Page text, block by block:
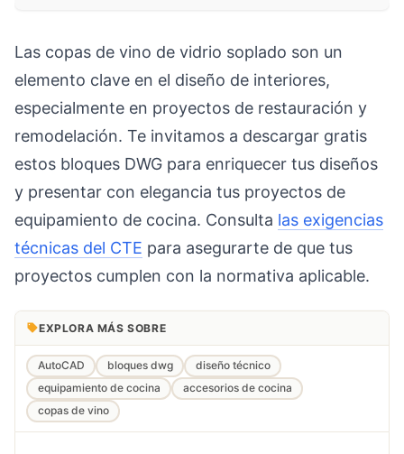
Las copas de vino de vidrio soplado son un
elemento clave en el diseño de interiores,
especialmente en proyectos de restauración y
remodelación. Te invitamos a descargar gratis
estos bloques DWG para enriquecer tus diseños
y presentar con elegancia tus proyectos de
equipamiento de cocina. Consulta las exigencias
técnicas del CTE para asegurarte de que tus
proyectos cumplen con la normativa aplicable.
EXPLORA MÁS SOBRE
AutoCAD bloques dwg
diseño técnico
equipamiento de cocina
accesorios de cocina
copas de vino